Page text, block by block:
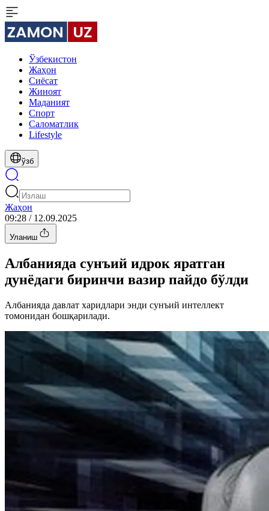
Ўзбекистон
Жаҳон
Сиёсат
Жиноят
Маданият
Спорт
Cаломатлик
Lifestyle
ўзб
Жаҳон
09:28 / 12.09.2025
Уланиш
Албанияда сунъий идрок яратган
дунёдаги биринчи вазир пайдо бўлди
Албанияда давлат харидлари энди сунъий интеллект
томонидан бошқарилади.